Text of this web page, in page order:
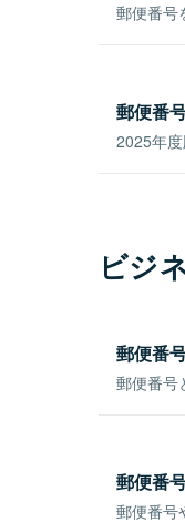
郵便番号
郵便番
2025年
ビジ
郵便番
郵便番号
郵便番
郵便番号